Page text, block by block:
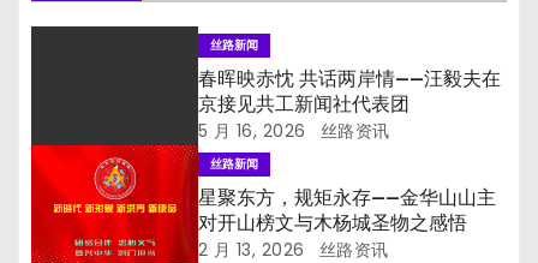
丝路新闻
春晖映赤忱 共话两岸情——汪毅夫在
京接见共工新闻社代表团
5 月 16, 2026 丝路资讯
丝路新闻
星聚东方，规矩永存——金华山山主
对开山榜文与木杨城圣物之感悟
2 月 13, 2026 丝路资讯